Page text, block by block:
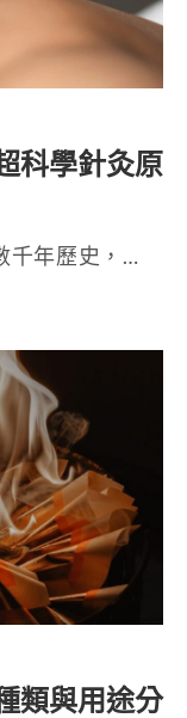
科學針灸原
千年歷史，…
類與用途分